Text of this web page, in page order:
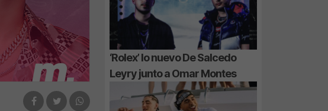
‘Rolex’ lo nuevo De Salcedo
Leyry junto a Omar Montes